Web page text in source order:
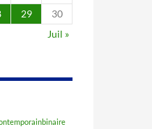
29
30
Juil »
binaire